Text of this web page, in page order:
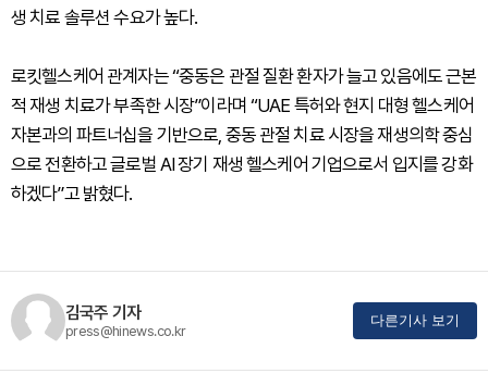
생 치료 솔루션 수요가 높다.
로킷헬스케어 관계자는 “중동은 관절 질환 환자가 늘고 있음에도 근본
적 재생 치료가 부족한 시장”이라며 “UAE 특허와 현지 대형 헬스케어
자본과의 파트너십을 기반으로, 중동 관절 치료 시장을 재생의학 중심
으로 전환하고 글로벌 AI 장기 재생 헬스케어 기업으로서 입지를 강화
하겠다”고 밝혔다.
김국주 기자
press@hinews.co.kr
다른기사 보기